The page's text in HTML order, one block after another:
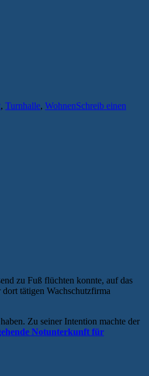
, Turnhalle, WohnenSchreib einen
zu Fuß flüchten konnte, auf das
tätigen Wachschutzfirma
Zu seiner Intention machte der
Notunterkunft für